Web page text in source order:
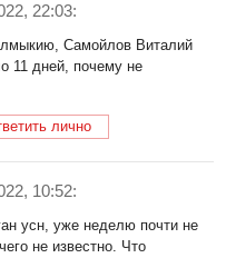
22:03:
Самойлов Виталий
11 дней, почему не
лично
10:52:
усн, уже неделю почти не
не известно. Что